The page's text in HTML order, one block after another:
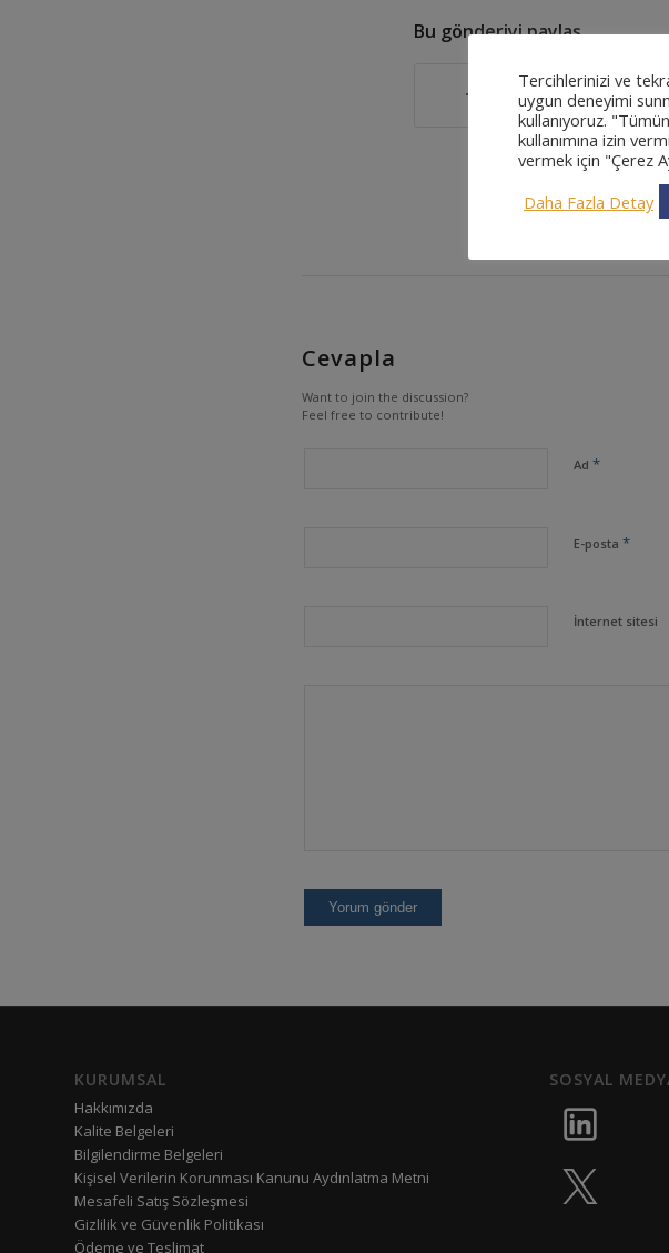
Bu gönderiyi paylaş
Cevapla
Want to join the discussion?
Feel free to contribute!
Ad *
E-posta *
İnternet sitesi
KURUMSAL
Hakkımızda
Kalite Belgeleri
Bilgilendirme Belgeleri
Kişisel Verilerin Korunması Kanunu Aydınlatma Metni
Mesafeli Satış Sözleşmesi
Gizlilik ve Güvenlik Politikası
Ödeme ve Teslimat
SOSYAL
Tercihlerinizi ve
uygun deneyimi
kullanıyoruz.
kullanımına izin
vermek için "Çerez
Daha Fazla Detay